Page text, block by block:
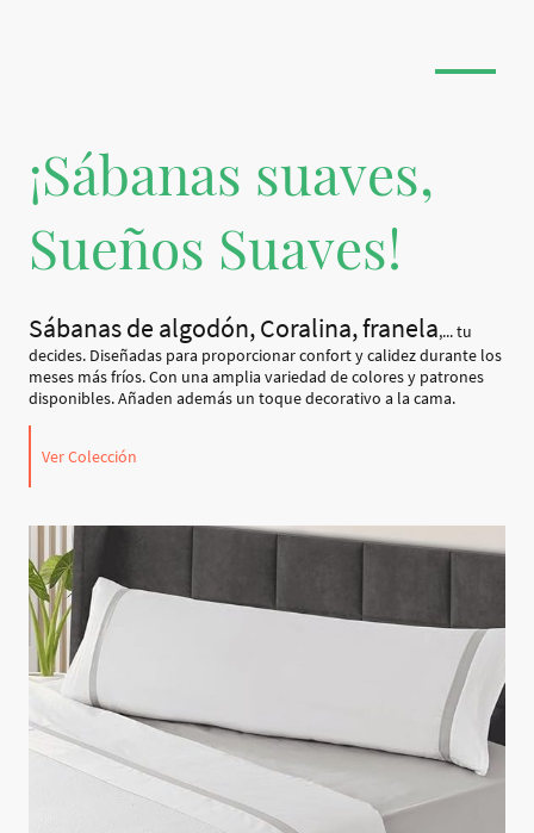
¡Sábanas suaves,
Sueños Suaves!
Sábanas de algodón, Coralina, franela,... tu
decides. Diseñadas para proporcionar confort y calidez durante los
meses más fríos. Con una amplia variedad de colores y patrones
disponibles. Añaden además un toque decorativo a la cama.
Ver Colección